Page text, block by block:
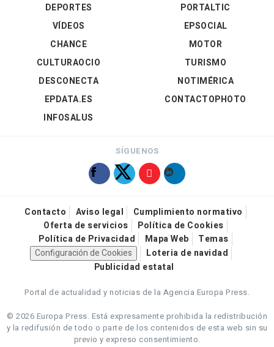
DEPORTES
VÍDEOS
PORTALTIC
EPSOCIAL
CHANCE
CULTURAOCIO
DESCONECTA
EPDATA.ES
INFOSALUS
MOTOR
TURISMO
NOTIMÉRICA
CONTACTOPHOTO
SÍGUENOS
Contacto Aviso legal
Cumplimiento normativo
Oferta de servicios
Política de Cookies
Política de Privacidad
Mapa Web
Temas
Configuración de Cookies
Loteria de navidad
Publicidad estatal
Portal de actualidad y noticias de la Agencia Europa Press.
© 2026 Europa Press. Está expresamente prohibida la redistribución
y la redifusión de todo o parte de los contenidos de esta web sin su
previo y expreso consentimiento.